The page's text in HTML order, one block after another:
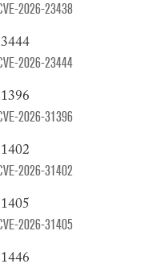
2026-23438
2026-23444
2026-31396
2026-31402
2026-31405